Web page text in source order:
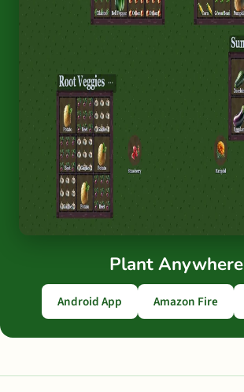
Plant Anywhere
Android App Amazon Fire